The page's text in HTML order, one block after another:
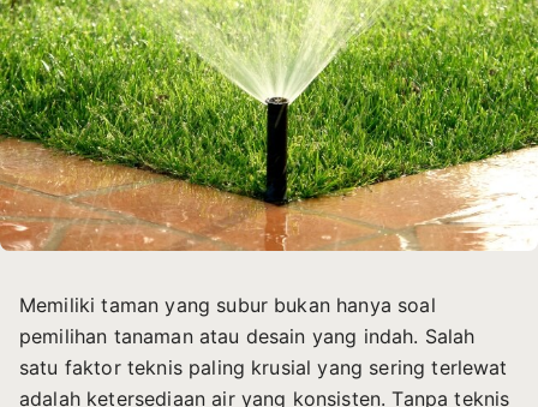
Memiliki taman yang subur bukan hanya soal
pemilihan tanaman atau desain yang indah. Salah
satu faktor teknis paling krusial yang sering terlewat
adalah ketersediaan air yang konsisten. Tanpa teknis